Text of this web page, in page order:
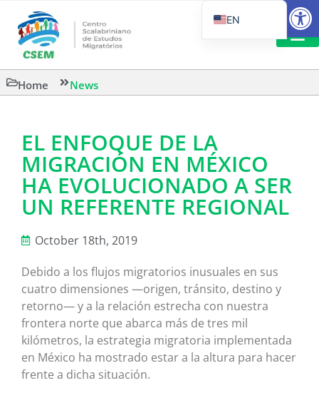
Home News
EL ENFOQUE DE LA
MIGRACIÓN EN MÉXICO
HA EVOLUCIONADO A SER
UN REFERENTE REGIONAL
October 18th, 2019
Debido a los flujos migratorios inusuales en sus
cuatro dimensiones —origen, tránsito, destino y
retorno— y a la relación estrecha con nuestra
frontera norte que abarca más de tres mil
kilómetros, la estrategia migratoria implementada
en México ha mostrado estar a la altura para hacer
frente a dicha situación.
EN
IT